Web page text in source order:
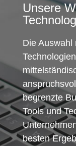
Unsere
Die Auswahl
begrenzte
Tools und
besten